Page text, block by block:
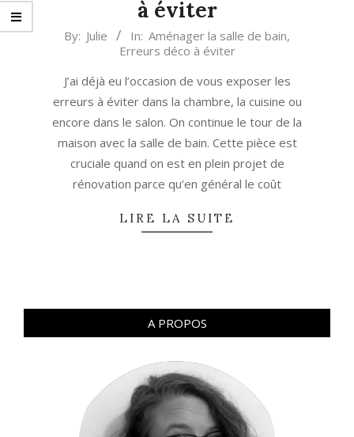
à éviter
2019-
By: Julie In: Aménager la salle de bain,
Erreurs déco à éviter
J’ai déjà eu l’occasion de vous exposer les
erreurs à éviter dans la chambre, la cuisine ou
encore dans le salon. On continue le tour de la
maison avec la salle de bain. Cette pièce est
cruciale quand on est en plein projet de
rénovation parce qu’en général le coût
LIRE LA SUITE
A PROPOS